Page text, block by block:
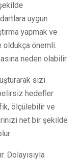
uygun
yapmak ve
önemli.
neden olabilir.
sizi
hedefler
ölçülebilir ve
net bir şekilde
Dolayısıyla